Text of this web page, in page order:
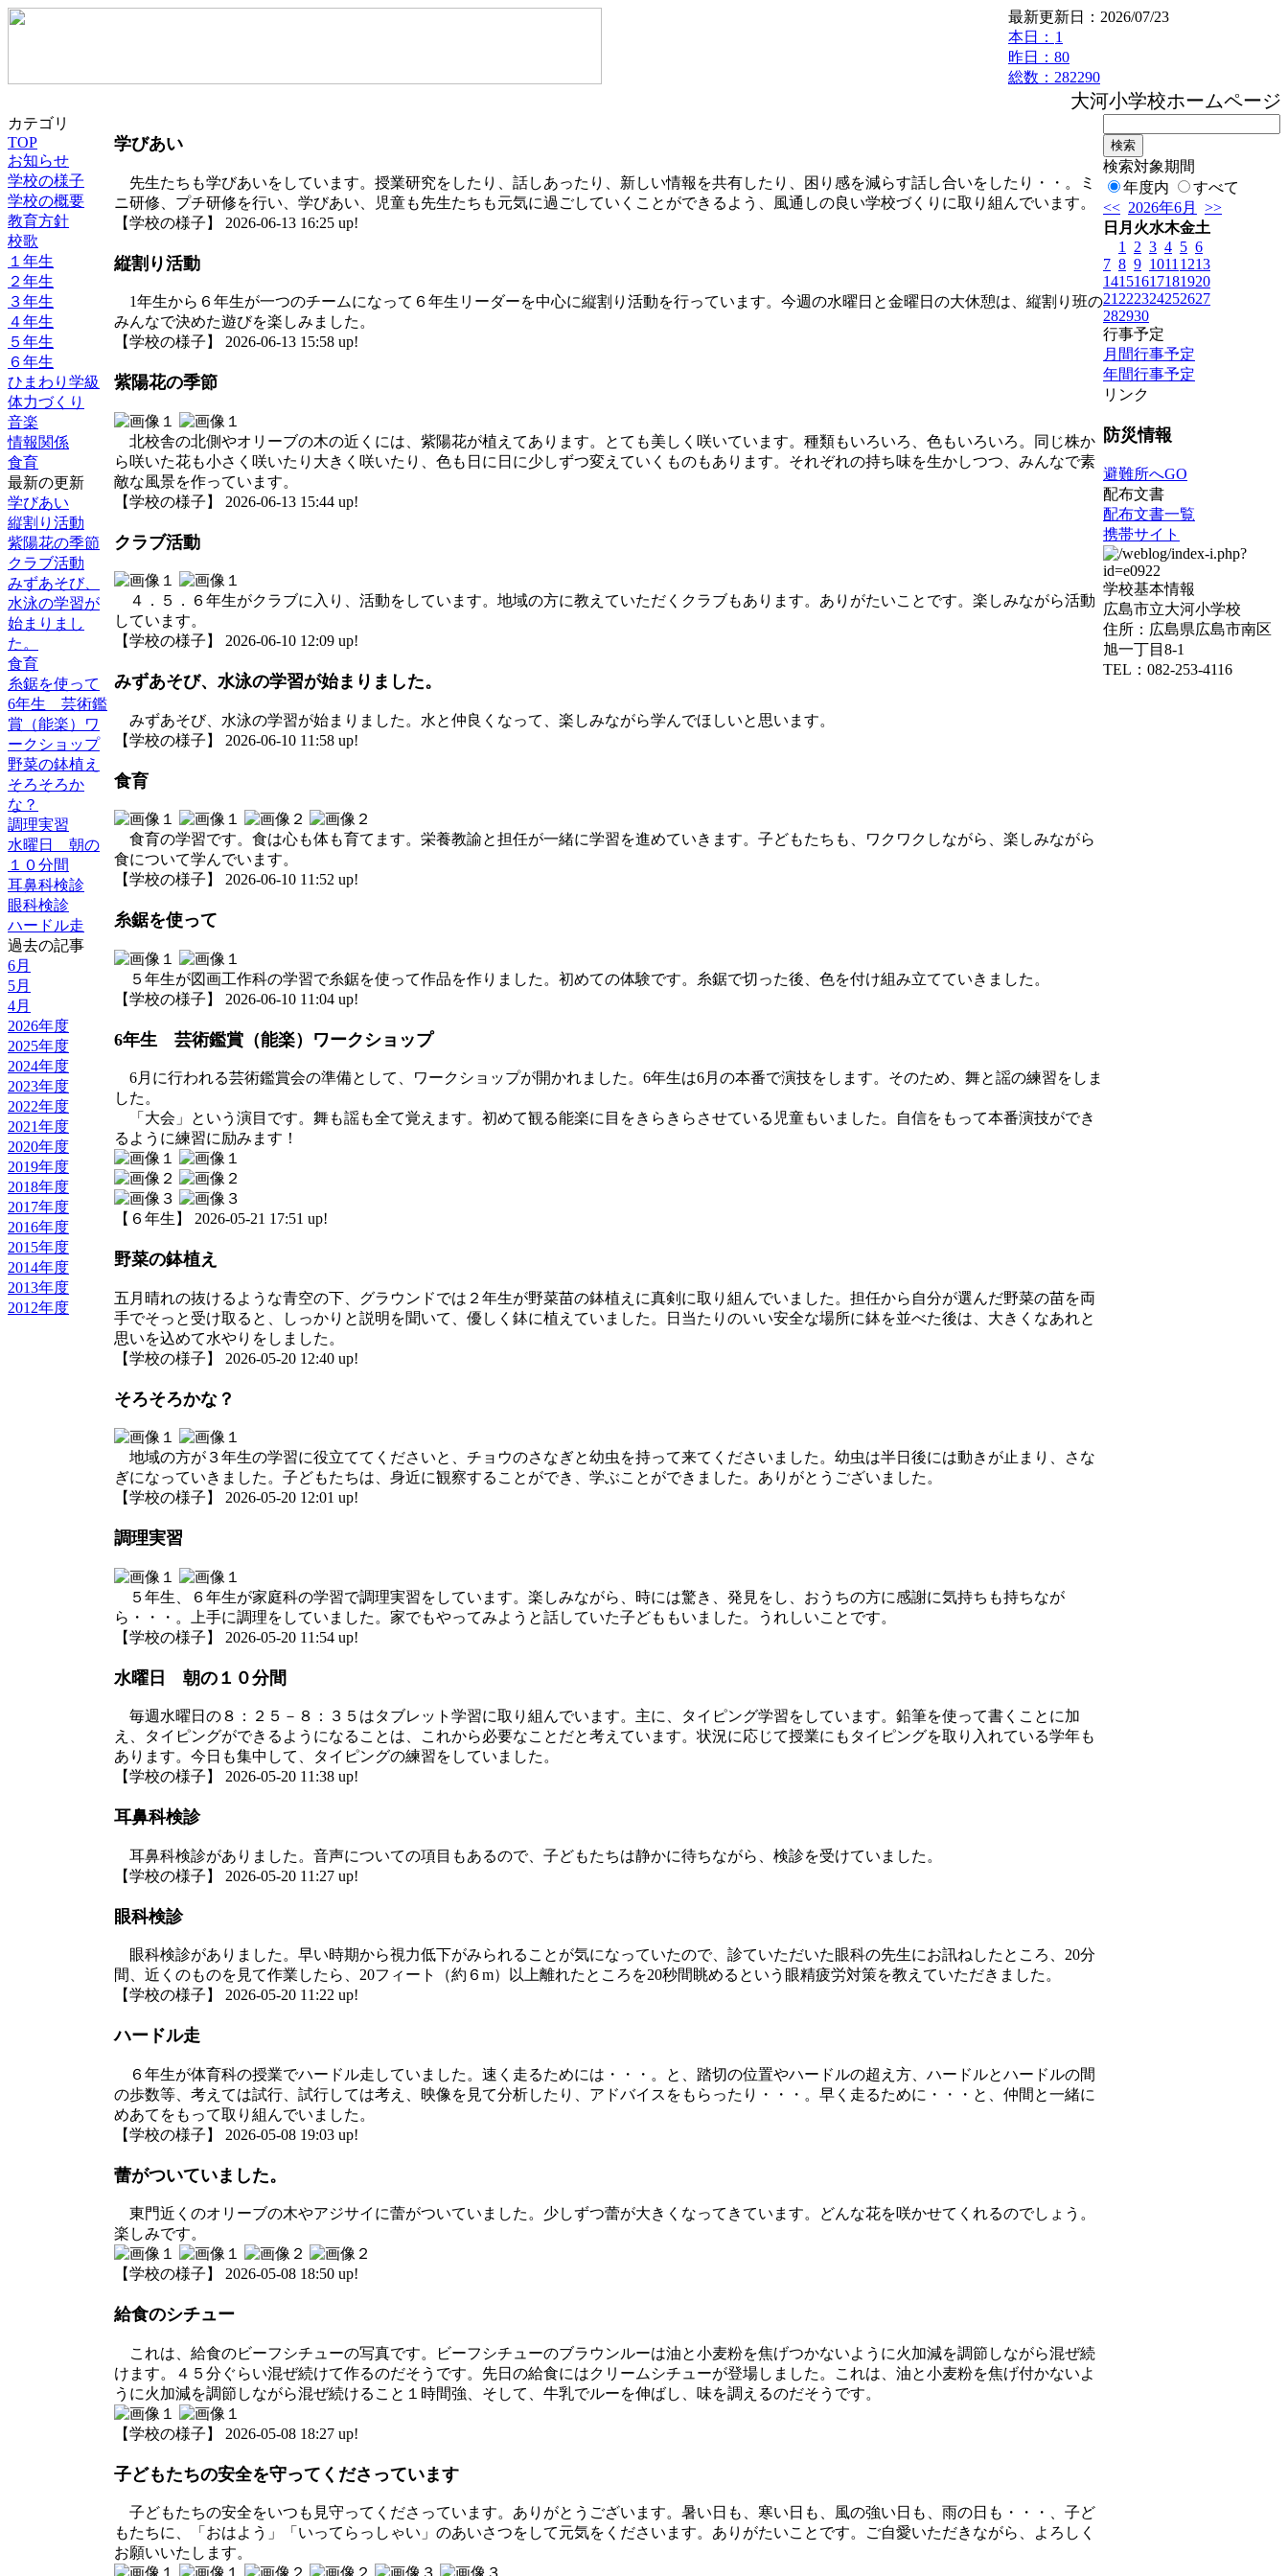
最新更新日：2026/07/23
本日： 1
昨日：80
総数：282290
大河小学校ホームページ
カテゴリ
TOP
お知らせ
学校の様子
学校の概要
教育方針
校歌
１年生
２年生
３年生
４年生
５年生
６年生
ひまわり学級
体力づくり
音楽
情報関係
食育
最新の更新
学びあい
縦割り活動
紫陽花の季節
クラブ活動
みずあそび、
水泳の学習が
始まりまし
た。
食育
糸鋸を使って
6年生 芸術鑑
賞（能楽）ワ
ークショップ
野菜の鉢植え
そろそろか
な？
調理実習
水曜日 朝の
１０分間
耳鼻科検診
眼科検診
ハードル走
過去の記事
6月
5月
4月
2026年度
2025年度
2024年度
2023年度
2022年度
2021年度
2020年度
2019年度
2018年度
2017年度
2016年度
2015年度
2014年度
2013年度
2012年度
学びあい
先生たちも学びあいをしています。授業研究をしたり、話しあったり、新しい情報を共有したり、困り感を減らす話し合いをしたり・・。ミ
ニ研修、プチ研修を行い、学びあい、児童も先生たちも元気に過ごしていくことができるよう、風通しの良い学校づくりに取り組んでいます。
【学校の様子】 2026-06-13 16:25 up!
縦割り活動
1年生から６年生が一つのチームになって６年生リーダーを中心に縦割り活動を行っています。今週の水曜日と金曜日の大休憩は、縦割り班の
みんなで決めた遊びを楽しみました。
【学校の様子】 2026-06-13 15:58 up!
紫陽花の季節
北校舎の北側やオリーブの木の近くには、紫陽花が植えてあります。とても美しく咲いています。種類もいろいろ、色もいろいろ。同じ株か
ら咲いた花も小さく咲いたり大きく咲いたり、色も日に日に少しずつ変えていくものもあります。それぞれの持ち味を生かしつつ、みんなで素
敵な風景を作っています。
【学校の様子】 2026-06-13 15:44 up!
クラブ活動
４．５．６年生がクラブに入り、活動をしています。地域の方に教えていただくクラブもあります。ありがたいことです。楽しみながら活動
しています。
【学校の様子】 2026-06-10 12:09 up!
みずあそび、水泳の学習が始まりました。
みずあそび、水泳の学習が始まりました。水と仲良くなって、楽しみながら学んでほしいと思います。
【学校の様子】 2026-06-10 11:58 up!
食育
食育の学習です。食は心も体も育てます。栄養教諭と担任が一緒に学習を進めていきます。子どもたちも、ワクワクしながら、楽しみながら
食について学んでいます。
【学校の様子】 2026-06-10 11:52 up!
糸鋸を使って
５年生が図画工作科の学習で糸鋸を使って作品を作りました。初めての体験です。糸鋸で切った後、色を付け組み立てていきました。
【学校の様子】 2026-06-10 11:04 up!
6年生 芸術鑑賞（能楽）ワークショップ
6月に行われる芸術鑑賞会の準備として、ワークショップが開かれました。6年生は6月の本番で演技をします。そのため、舞と謡の練習をしま
した。
「大会」という演目です。舞も謡も全て覚えます。初めて観る能楽に目をきらきらさせている児童もいました。自信をもって本番演技ができ
るように練習に励みます！
【６年生】 2026-05-21 17:51 up!
野菜の鉢植え
五月晴れの抜けるような青空の下、グラウンドでは２年生が野菜苗の鉢植えに真剣に取り組んでいました。担任から自分が選んだ野菜の苗を両
手でそっと受け取ると、しっかりと説明を聞いて、優しく鉢に植えていました。日当たりのいい安全な場所に鉢を並べた後は、大きくなあれと
思いを込めて水やりをしました。
【学校の様子】 2026-05-20 12:40 up!
そろそろかな？
地域の方が３年生の学習に役立ててくださいと、チョウのさなぎと幼虫を持って来てくださいました。幼虫は半日後には動きが止まり、さな
ぎになっていきました。子どもたちは、身近に観察することができ、学ぶことができました。ありがとうございました。
【学校の様子】 2026-05-20 12:01 up!
調理実習
５年生、６年生が家庭科の学習で調理実習をしています。楽しみながら、時には驚き、発見をし、おうちの方に感謝に気持ちも持ちなが
ら・・・。上手に調理をしていました。家でもやってみようと話していた子どももいました。うれしいことです。
【学校の様子】 2026-05-20 11:54 up!
水曜日 朝の１０分間
毎週水曜日の８：２５－８：３５はタブレット学習に取り組んでいます。主に、タイピング学習をしています。鉛筆を使って書くことに加
え、タイピングができるようになることは、これから必要なことだと考えています。状況に応じて授業にもタイピングを取り入れている学年も
あります。今日も集中して、タイピングの練習をしていました。
【学校の様子】 2026-05-20 11:38 up!
耳鼻科検診
耳鼻科検診がありました。音声についての項目もあるので、子どもたちは静かに待ちながら、検診を受けていました。
【学校の様子】 2026-05-20 11:27 up!
眼科検診
眼科検診がありました。早い時期から視力低下がみられることが気になっていたので、診ていただいた眼科の先生にお訊ねしたところ、20分
間、近くのものを見て作業したら、20フィート（約６m）以上離れたところを20秒間眺めるという眼精疲労対策を教えていただきました。
【学校の様子】 2026-05-20 11:22 up!
ハードル走
６年生が体育科の授業でハードル走していました。速く走るためには・・・。と、踏切の位置やハードルの超え方、ハードルとハードルの間
の歩数等、考えては試行、試行しては考え、映像を見て分析したり、アドバイスをもらったり・・・。早く走るために・・・と、仲間と一緒に
めあてをもって取り組んでいました。
【学校の様子】 2026-05-08 19:03 up!
蕾がついていました。
東門近くのオリーブの木やアジサイに蕾がついていました。少しずつ蕾が大きくなってきています。どんな花を咲かせてくれるのでしょう。
楽しみです。
【学校の様子】 2026-05-08 18:50 up!
給食のシチュー
これは、給食のビーフシチューの写真です。ビーフシチューのブラウンルーは油と小麦粉を焦げつかないように火加減を調節しながら混ぜ続
けます。４５分ぐらい混ぜ続けて作るのだそうです。先日の給食にはクリームシチューが登場しました。これは、油と小麦粉を焦げ付かないよ
うに火加減を調節しながら混ぜ続けること１時間強、そして、牛乳でルーを伸ばし、味を調えるのだそうです。
【学校の様子】 2026-05-08 18:27 up!
子どもたちの安全を守ってくださっています
子どもたちの安全をいつも見守ってくださっています。ありがとうございます。暑い日も、寒い日も、風の強い日も、雨の日も・・・、子ど
もたちに、「おはよう」「いってらっしゃい」のあいさつをして元気をくださいます。ありがたいことです。ご自愛いただきながら、よろしく
お願いいたします。
検索対象期間
年度内
すべて
<< 2026年6月
>>
日 月 火水木金土
1
2 3 4 5 6
7 8 9 1011 1213
14151617181920
21 222324252627
282930
行事予定
月間行事予定
年間行事予定
リンク
防災情報
避難所へGO
配布文書
配布文書一覧
携帯サイト
学校基本情報
広島市立大河小学校
住所：広島県広島市南区
旭一丁目8-1
TEL：082-253-4116